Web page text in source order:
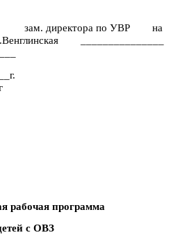
зам. директора по УВР на
_______________
рабочая программа
с ОВЗ